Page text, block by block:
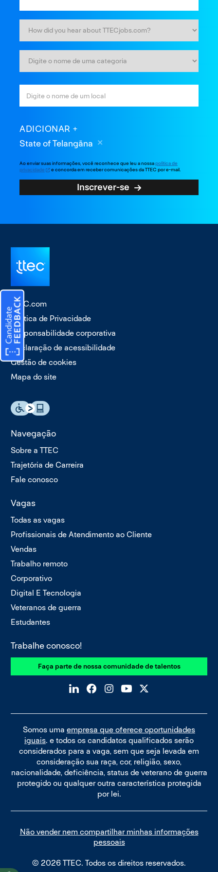
ADICIONAR
State of Telangāna
Ao enviar suas informações, você reconhece que leu a nossapolítica de
privacidade
e concorda em receber comunicações da TTEC por e-mail.
Inscrever-se
TTEC.com
Política de Privacidade
Responsabilidade corporativa
Declaração de acessibilidade
Gestão de cookies
Mapa do site
Navegação
Sobre a TTEC
Trajetória de Carreira
Fale conosco
Vagas
Todas as vagas
Profissionais de Atendimento ao Cliente
Vendas
Trabalho remoto
Corporativo
Digital E Tecnologia
Veteranos de guerra
Estudantes
Trabalhe conosco!
Faça parte de nossa comunidade de talentos
Somos uma empresa que oferece oportunidades
iguais. e todos os candidatos qualificados serão
considerados para a vaga, sem que seja levada em
consideração sua raça, cor, religião, sexo,
nacionalidade, deficiência, status de veterano de guerra
protegido ou qualquer outra característica protegida
por lei.
Não vender nem compartilhar minhas informações
pessoais
© 2026 TTEC. Todos os direitos reservados.